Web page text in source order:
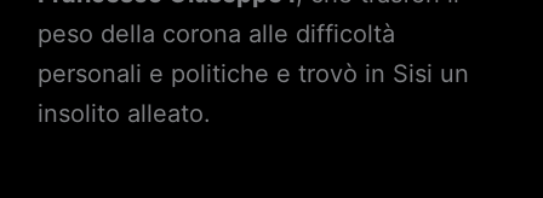
peso della corona alle difficoltà
personali e politiche e trovò in Sisi un
insolito alleato.